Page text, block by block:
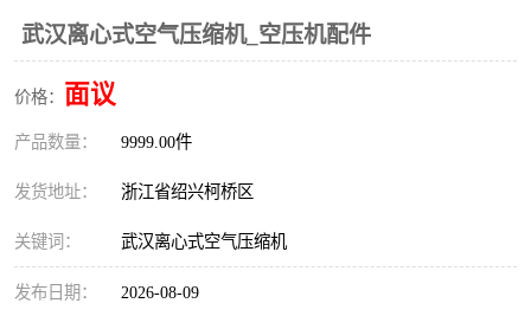
武汉离心式空气压缩机_空压机配件
价格： 面议
产品数量： 9999.00件
发货地址： 浙江省绍兴柯桥区
关键词： 武汉离心式空气压缩机
发布日期： 2026-08-09
CAMERON空压机维修 CAMERON空压机显示屏